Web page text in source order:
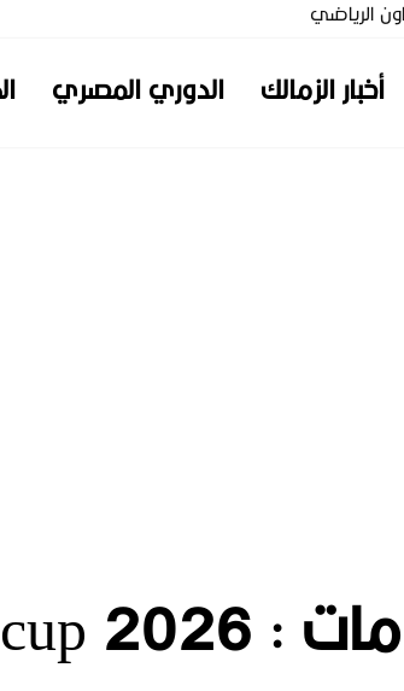
الرياضي
أخبار الزمالك الدوري المصري
:
2026